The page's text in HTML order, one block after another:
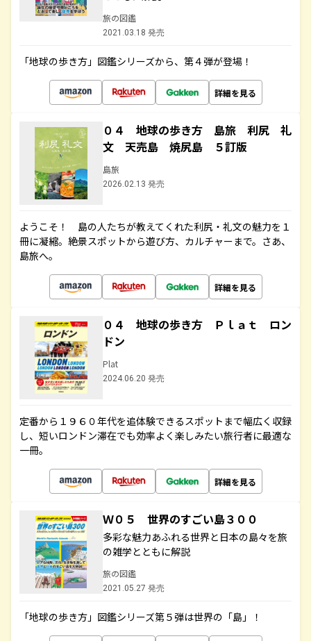
旅の図鑑
2021.03.18 発売
「地球の歩き方」図鑑シリーズから、第４弾が登場！
詳細を見る
０４ 地球の歩き方 島旅 利尻 礼
文 天売島 焼尻島 ５訂版
島旅
2026.02.13 発売
ようこそ！ 島の人たちが教えてくれた利尻・礼文の魅力を１
冊に凝縮。絶景スポットから遊び方、カルチャーまで。さあ、
島旅へ。
詳細を見る
０４ 地球の歩き方 Ｐｌａｔ ロン
ドン
Plat
2024.06.20 発売
定番から１９６０年代を追体験できるスポットまで幅広く収録
し、短いロンドン滞在でも効率よく楽しみたい旅行者に最適な
一冊。
詳細を見る
Ｗ０５ 世界のすごい島３００
多彩な魅力あふれる世界と日本の島々を旅
の雑学とともに解説
旅の図鑑
2021.05.27 発売
「地球の歩き方」図鑑シリーズ第５弾は世界の「島」！